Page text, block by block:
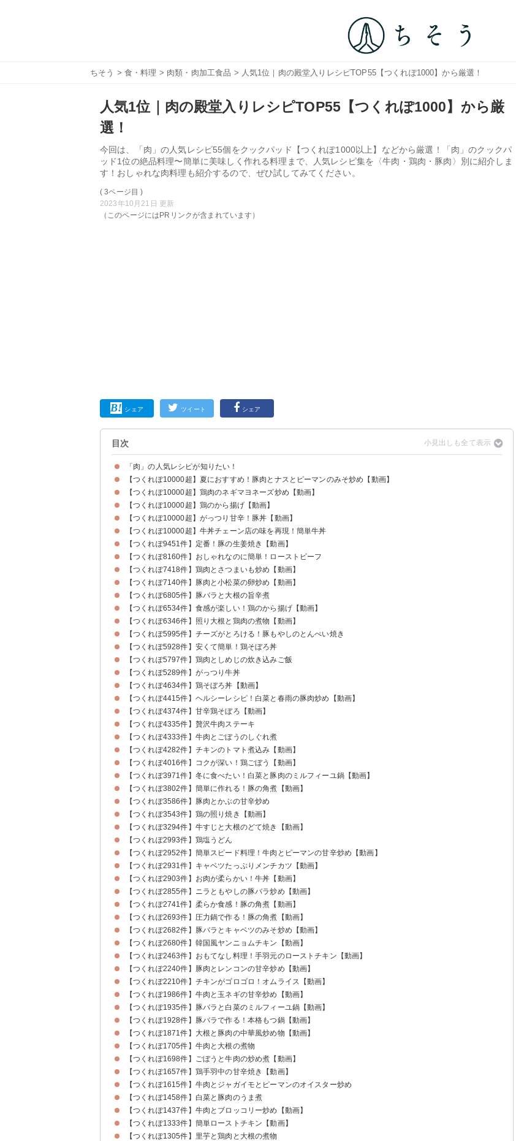
ちそう > 食・料理 > 肉類・肉加工食品 > 人気1位｜肉の殿堂入りレシピTOP55【つくれぽ1000】から厳選！
人気1位｜肉の殿堂入りレシピTOP55【つくれぽ1000】から厳
選！
今回は、「肉」の人気レシピ55個をクックパッド【つくれぽ1000以上】などから厳選！「肉」のクックパ
ッド1位の絶品料理〜簡単に美味しく作れる料理まで、人気レシピ集を〈牛肉・鶏肉・豚肉〉別に紹介しま
す！おしゃれな肉料理も紹介するので、ぜひ試してみてください。
( 3ページ目 )
2023年10月21日 更新
（このページにはPRリンクが含まれています）
シェア ツイート シェア
目次
「肉」の人気レシピが知りたい！
【つくれぽ10000超】夏におすすめ！豚肉とナスとピーマンのみそ炒め【動画】
【つくれぽ10000超】鶏肉のネギマヨネーズ炒め【動画】
【つくれぽ10000超】鶏のから揚げ【動画】
【つくれぽ10000超】がっつり甘辛！豚丼【動画】
【つくれぽ10000超】牛丼チェーン店の味を再現！簡単牛丼
【つくれぽ9451件】定番！豚の生姜焼き【動画】
【つくれぽ8160件】おしゃれなのに簡単！ローストビーフ
【つくれぽ7418件】鶏肉とさつまいも炒め【動画】
【つくれぽ7140件】豚肉と小松菜の卵炒め【動画】
【つくれぽ6805件】豚バラと大根の旨辛煮
【つくれぽ6534件】食感が楽しい！鶏のから揚げ【動画】
【つくれぽ6346件】照り大根と鶏肉の煮物【動画】
【つくれぽ5995件】チーズがとろける！豚もやしのとんぺい焼き
【つくれぽ5928件】安くて簡単！鶏そぼろ丼
【つくれぽ5797件】鶏肉としめじの炊き込みご飯
【つくれぽ5289件】がっつり牛丼
【つくれぽ4634件】鶏そぼろ丼【動画】
【つくれぽ4415件】ヘルシーレシピ！白菜と春雨の豚肉炒め【動画】
【つくれぽ4374件】甘辛鶏そぼろ【動画】
【つくれぽ4335件】贅沢牛肉ステーキ
【つくれぽ4333件】牛肉とごぼうのしぐれ煮
【つくれぽ4282件】チキンのトマト煮込み【動画】
【つくれぽ4016件】コクが深い！鶏ごぼう【動画】
【つくれぽ3971件】冬に食べたい！白菜と豚肉のミルフィーユ鍋【動画】
【つくれぽ3802件】簡単に作れる！豚の角煮【動画】
【つくれぽ3586件】豚肉とかぶの甘辛炒め
【つくれぽ3543件】鶏の照り焼き【動画】
【つくれぽ3294件】牛すじと大根のどて焼き【動画】
【つくれぽ2993件】鶏塩うどん
【つくれぽ2952件】簡単スピード料理！牛肉とピーマンの甘辛炒め【動画】
【つくれぽ2931件】キャベツたっぷりメンチカツ【動画】
【つくれぽ2903件】お肉が柔らかい！牛丼【動画】
【つくれぽ2855件】ニラともやしの豚バラ炒め【動画】
【つくれぽ2741件】柔らか食感！豚の角煮【動画】
【つくれぽ2693件】圧力鍋で作る！豚の角煮【動画】
【つくれぽ2682件】豚バラとキャベツのみそ炒め【動画】
【つくれぽ2680件】韓国風ヤンニョムチキン【動画】
【つくれぽ2463件】おもてなし料理！手羽元のローストチキン【動画】
【つくれぽ2240件】豚肉とレンコンの甘辛炒め【動画】
【つくれぽ2210件】チキンがゴロゴロ！オムライス【動画】
【つくれぽ1986件】牛肉と玉ネギの甘辛炒め【動画】
【つくれぽ1935件】豚バラと白菜のミルフィーユ鍋【動画】
【つくれぽ1928件】豚バラで作る！本格もつ鍋【動画】
【つくれぽ1871件】大根と豚肉の中華風炒め物【動画】
【つくれぽ1705件】牛肉と大根の煮物
【つくれぽ1698件】ごぼうと牛肉の炒め煮【動画】
【つくれぽ1657件】鶏手羽中の甘辛焼き【動画】
【つくれぽ1615件】牛肉とジャガイモとピーマンのオイスター炒め
【つくれぽ1458件】白菜と豚肉のうま煮
【つくれぽ1437件】牛肉とブロッコリー炒め【動画】
【つくれぽ1333件】簡単ローストチキン【動画】
【つくれぽ1305件】里芋と鶏肉と大根の煮物